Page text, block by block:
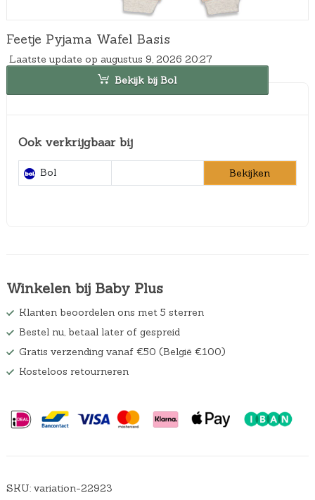
Feetje Pyjama Wafel Basis
Laatste update op augustus 9, 2026 20:27
Bekijk bij Bol
Ook verkrijgbaar bij
Bol Bekijken
Winkelen bij Baby Plus
Klanten beoordelen ons met 5 sterren
Bestel nu, betaal later of gespreid
Gratis verzending vanaf €50 (België €100)
Kosteloos retourneren
SKU: variation-22923